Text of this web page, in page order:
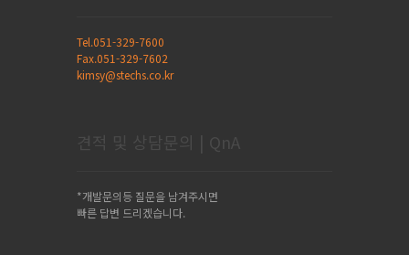
Tel.051-329-7600
Fax.051-329-7602
kimsy@stechs.co.kr
견적 및 상담문의 | QnA
*개발문의등 질문을 남겨주시면
빠른 답변 드리겠습니다.